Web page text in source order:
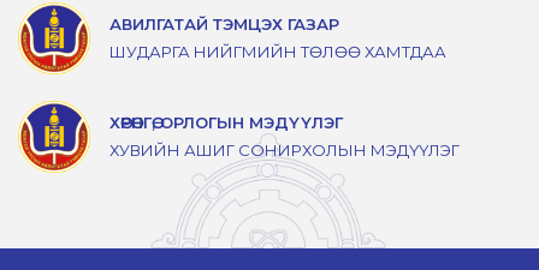
АВИЛГАТАЙ ТЭМЦЭХ ГАЗАР
ШУДАРГА НИЙГМИЙН ТӨЛӨӨ ХАМТДАА
ХӨРӨНГӨ, ОРЛОГЫН МЭДҮҮЛЭГ
ХУВИЙН АШИГ СОНИРХОЛЫН МЭДҮҮЛЭГ